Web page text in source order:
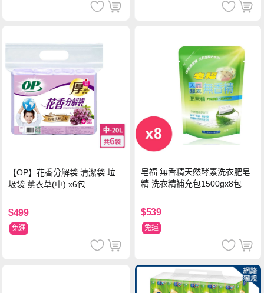
【OP】花香分解袋 清潔袋 垃
圾袋 薰衣草(中) x6包
$499
免運
皂福 無香精天然酵素洗衣肥皂
精 洗衣精補充包1500gx8包
$539
免運